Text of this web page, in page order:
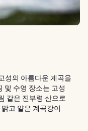
성의 아름다운 계곡을
및 수영 장소는 고성
같은 진부령 산으로
고 얕은 계곡강이